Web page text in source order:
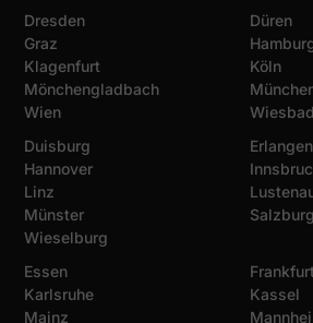
Dresden
Graz
Klagenfurt
Mönchengladbach
Wien
Düren
Köln
Duisburg
Hannover
Linz
Münster
Wieselburg
Erlangen
Salzburg
Essen
Karlsruhe
Mainz
Frankfurt
Kassel